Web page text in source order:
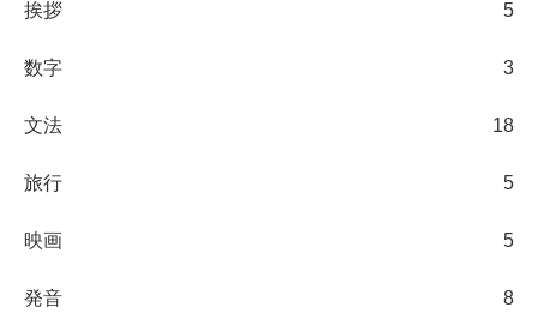
挨拶 5
数字 3
文法 18
旅行 5
映画 5
発音 8